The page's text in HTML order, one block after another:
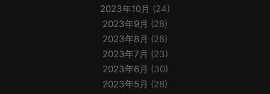
2023年10月 (24)
2023年9月 (28)
2023年8月 (28)
2023年7月 (23)
2023年6月 (30)
2023年5月 (28)